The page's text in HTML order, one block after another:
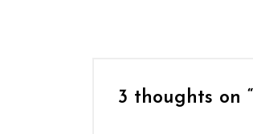
3 thoughts on “